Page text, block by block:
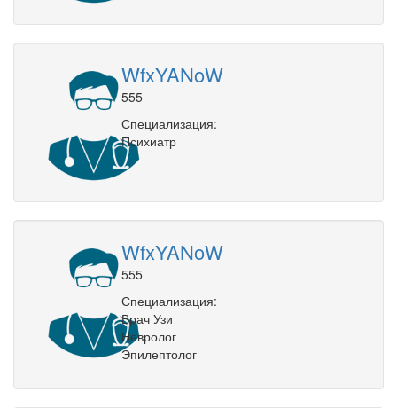
WfxYANoW
555
Специализация:
Психиатр
WfxYANoW
555
Специализация:
Врач Узи
Невролог
Эпилептолог